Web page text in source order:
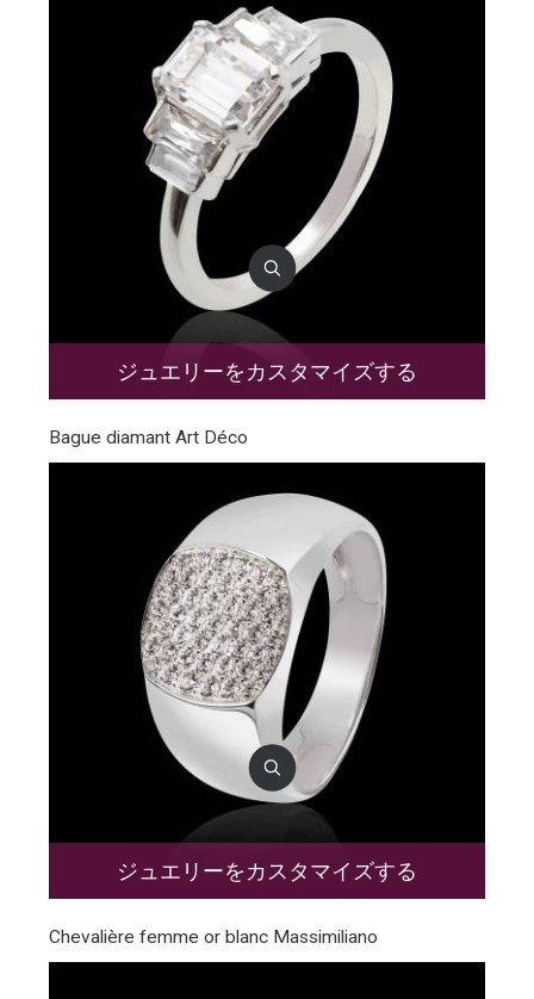
ジュエリーをカスタマイズする
Bague diamant Art Déco
ジュエリーをカスタマイズする
Chevalière femme or blanc Massimiliano